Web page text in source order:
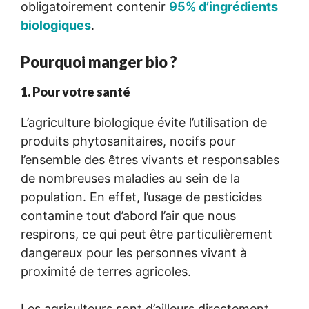
obligatoirement contenir 95% d’ingrédients
biologiques.
Pourquoi manger bio ?
1. Pour votre santé
L’agriculture biologique évite l’utilisation de
produits phytosanitaires, nocifs pour
l’ensemble des êtres vivants et responsables
de nombreuses maladies au sein de la
population. En effet, l’usage de pesticides
contamine tout d’abord l’air que nous
respirons, ce qui peut être particulièrement
dangereux pour les personnes vivant à
proximité de terres agricoles.